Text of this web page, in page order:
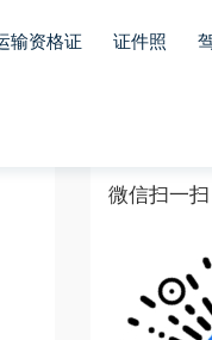
输资格证 证件照
微信扫一